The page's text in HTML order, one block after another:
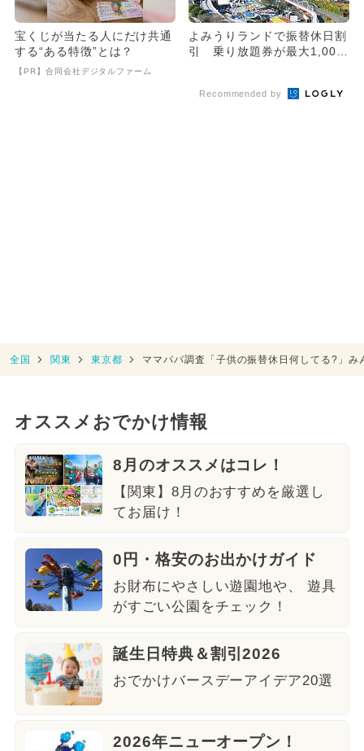
宝くじが当たる人にだけ共通
する“ある特徴”とは？
【PR】合同会社デジタルファーム
よみうりランドで振替休日割
引 乗り放題券が最大1,000
Recommended by
全国 関東 東京都 ママパパ調査「子供の振替休日何してる?」
オススメおでかけ情報
8月のオススメはコレ！
【関東】8月のおすすめを厳選し
てお届け！
0円・格安のお出かけガイド
お財布にやさしい遊園地や、 遊具
がすごい公園をチェック！
誕生日特典＆割引2026
おでかけバースデーアイデア20選
2026年ニューオープン！